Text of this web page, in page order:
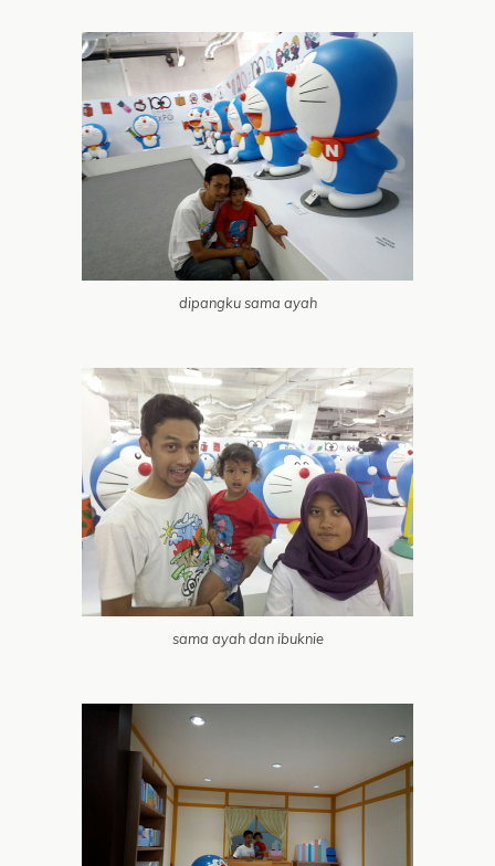
dipangku sama ayah
sama ayah dan ibuknie